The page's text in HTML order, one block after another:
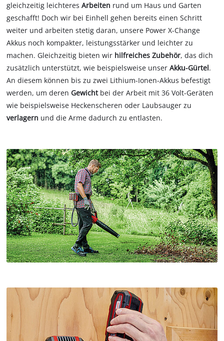
gleichzeitig leichteresArbeiten rund um Haus und Garten
geschafft! Doch wir bei Einhell gehen bereits einen Schritt
weiter und arbeiten stetig daran, unsere Power X-Change
Akkus noch kompakter, leistungsstärker und leichter zu
machen. Gleichzeitig bieten wir hilfreiches Zubehör, das dich
zusätzlich unterstützt, wie beispielsweise unserAkku-Gürtel.
An diesem können bis zu zwei Lithium-Ionen-Akkus befestigt
werden, um derenGewicht bei der Arbeit mit 36 Volt-Geräten
wie beispielsweise Heckenscheren oder Laubsauger zu
verlagern und die Arme dadurch zu entlasten.